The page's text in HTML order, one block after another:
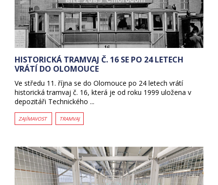
HISTORICKÁ TRAMVAJ Č. 16 SE PO 24 LETECH
VRÁTÍ DO OLOMOUCE
Ve středu 11. října se do Olomouce po 24 letech vrátí
historická tramvaj č. 16, která je od roku 1999 uložena v
depozitáři Technického ...
ZAJÍMAVOST TRAMVAJ